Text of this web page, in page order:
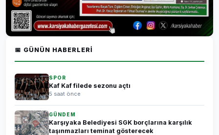
📅 GÜNÜN HABERLERI
SPOR
Kaf Kaf filede sezonu açtı
5 saat önce
GÜNDEM
Karşıyaka Belediyesi SGK borçlarına karşılık
taşınmazları teminat gösterecek